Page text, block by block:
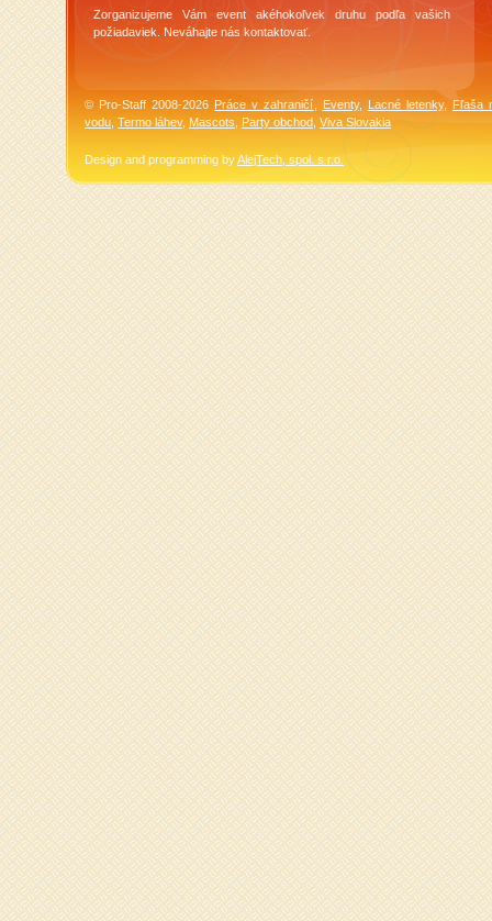
Zorganizujeme Vám event akéhokoľvek druhu podľa vašich
požiadaviek. Neváhajte nás kontaktovať.
© Pro-Staff 2008-2026Práce v zahraničí Eventy, Lacné letenky,Fľaša
vodu Termo láhev, Mascots Party obchod Viva Slovakia
Design and programming byAlejTech, spol. s r.o.